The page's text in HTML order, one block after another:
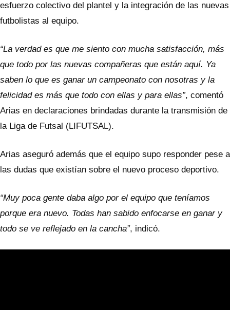
esfuerzo colectivo del plantel y la integración de las nuevas
futbolistas al equipo.
“La verdad es que me siento con mucha satisfacción, más
que todo por las nuevas compañeras que están aquí. Ya
saben lo que es ganar un campeonato con nosotras y la
felicidad es más que todo con ellas y para ellas”, comentó
Arias en declaraciones brindadas durante la transmisión de
la Liga de Futsal (LIFUTSAL).
Arias aseguró además que el equipo supo responder pese a
las dudas que existían sobre el nuevo proceso deportivo.
“Muy poca gente daba algo por el equipo que teníamos
porque era nuevo. Todas han sabido enfocarse en ganar y
todo se ve reflejado en la cancha”, indicó.